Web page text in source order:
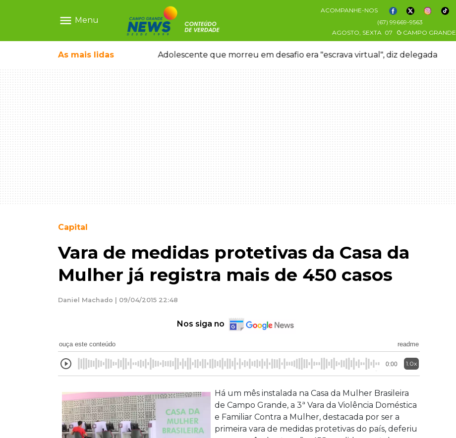
menu Menu
ACOMPANHE-NOS
(67) 99669-9563
AGOSTO, SEXTA 07 CAMPO GRANDE
As mais lidas
em caminhão estacionado Adolescente que morreu em desafio era "escrava virtual", diz delegada
Capital
Vara de medidas protetivas da Casa da
Mulher já registra mais de 450 casos
Daniel Machado | 09/04/2015 22:48
Nos siga no
ouça este conteúdo readme
0:00 1.0x
Há um mês instalada na Casa da Mulher Brasileira
de Campo Grande, a 3ª Vara da Violência Doméstica
e Familiar Contra a Mulher, destacada por ser a
primeira vara de medidas protetivas do país, deferiu